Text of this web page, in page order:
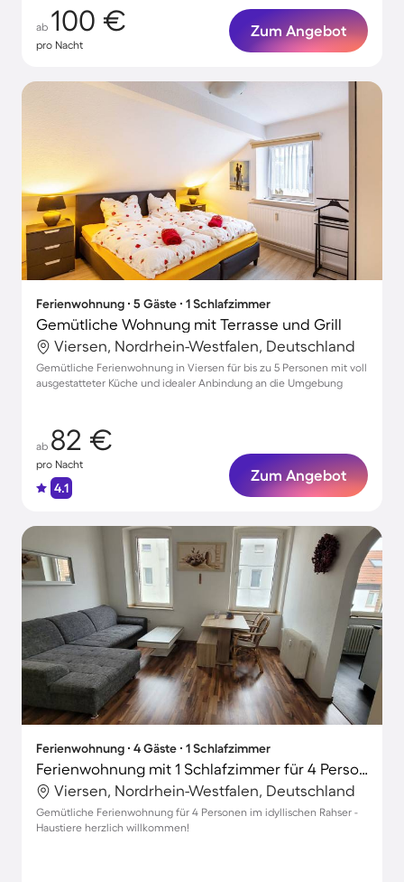
ab 100 €
pro Nacht
Zum Angebot
Ferienwohnung ∙ 5 Gäste ∙ 1 Schlafzimmer
Gemütliche Wohnung mit Terrasse und Grill
Viersen, Nordrhein-Westfalen, Deutschland
Gemütliche Ferienwohnung in Viersen für bis zu 5 Personen mit voll
ausgestatteter Küche und idealer Anbindung an die Umgebung
ab 82 €
pro Nacht
4.1
Zum Angebot
Ferienwohnung ∙ 4 Gäste ∙ 1 Schlafzimmer
Ferienwohnung mit 1 Schlafzimmer für 4 Personen
Viersen, Nordrhein-Westfalen, Deutschland
Gemütliche Ferienwohnung für 4 Personen im idyllischen Rahser -
Haustiere herzlich willkommen!